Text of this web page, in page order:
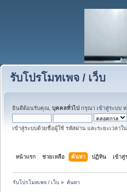
รับโปรโมทเพจ / เว็บ
ยินดีต้อนรับคุณ, บุคคลทั่วไป กรุณา เข้าสู่ระบบ ห
เข้าสู่ระบบด้วยชื่อผู้ใช้ รหัสผ่าน และระยะเวลาใ
หน้าแรก ช่วยเหลือ ค้นหา ปฏิทิน เข้าสู่
รับโปรโมทเพจ / เว็บ » ค้นหา